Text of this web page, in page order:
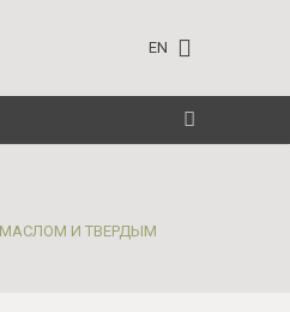
EN
И ТВЕРДЫМ